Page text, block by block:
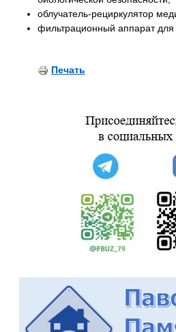
облучатель-рециркулятор
фильтрационный аппарат
Печать